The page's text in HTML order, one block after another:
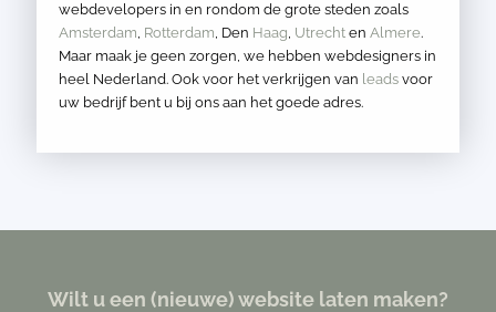
webdevelopers in en rondom de grote steden zoals
Amsterdam, Rotterdam, Den Haag, Utrecht en Almere.
Maar maak je geen zorgen, we hebben webdesigners in
heel Nederland. Ook voor het verkrijgen van leads voor
uw bedrijf bent u bij ons aan het goede adres.
Wilt u een (nieuwe) website laten maken?